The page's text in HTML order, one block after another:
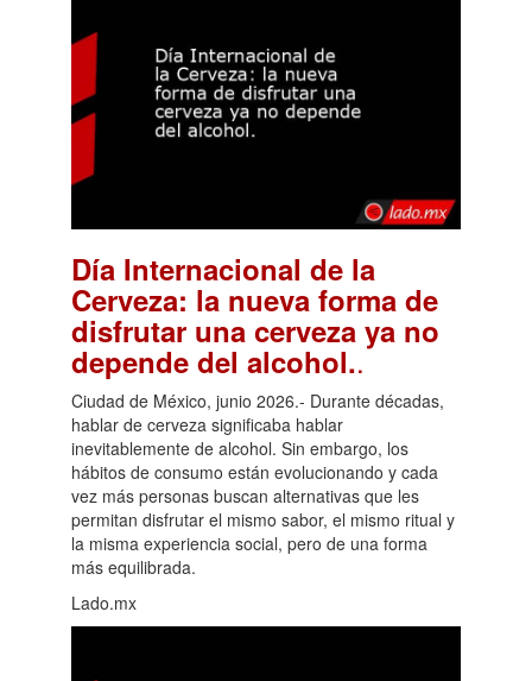
Día Internacional de la
Cerveza: la nueva forma de
disfrutar una cerveza ya no
depende del alcohol..
Ciudad de México, junio 2026.- Durante décadas,
hablar de cerveza significaba hablar
inevitablemente de alcohol. Sin embargo, los
hábitos de consumo están evolucionando y cada
vez más personas buscan alternativas que les
permitan disfrutar el mismo sabor, el mismo ritual y
la misma experiencia social, pero de una forma
más equilibrada.
Lado.mx